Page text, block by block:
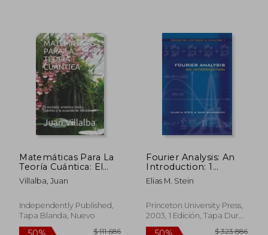
50%
dcto.
$ 246.820
$ 123.410
50%
dcto.
Matemáticas Para La
Teoría Cuántica: El
oscilador armónico
clásico, cuántico y la
Schrödinger
Villalba, Juan
Independently Published,
Tapa Blanda, Nuevo
Fourier Analysis: An
Introduction: 1
(Princeton Lectures
in Analysis, Volume 1)
Elias M. Stein
Princeton University Press,
2003, 1 Edición, Tapa Dura,
Nuevo